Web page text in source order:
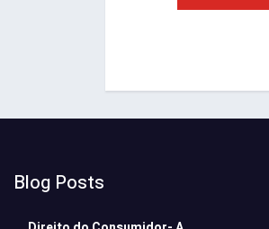
Blog Posts